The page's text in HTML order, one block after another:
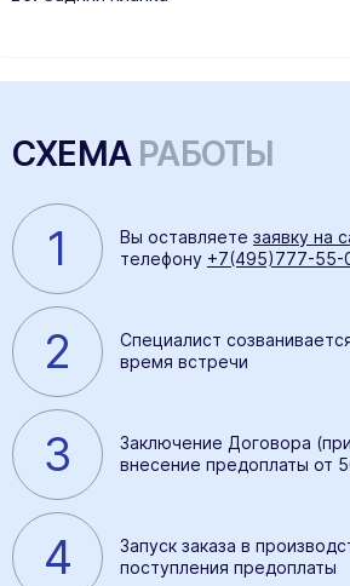
СХЕМА РАБОТЫ
1 Вы оставляете заявку на
телефону +7(495)777-55-
2
Специалист
время встречи
3
Заключение Договора (при
внесение предоплаты от
4
Запуск заказа в
поступления предоплаты